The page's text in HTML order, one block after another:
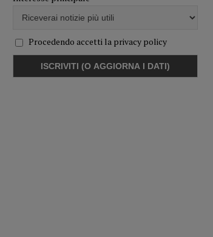
Procedendo accetti la privacy policy